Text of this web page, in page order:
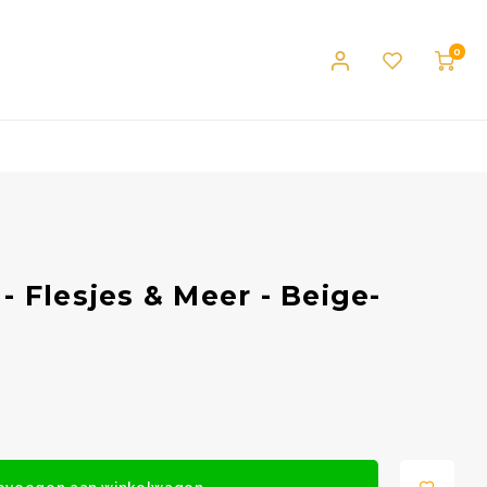
0
& Meer - Beige-